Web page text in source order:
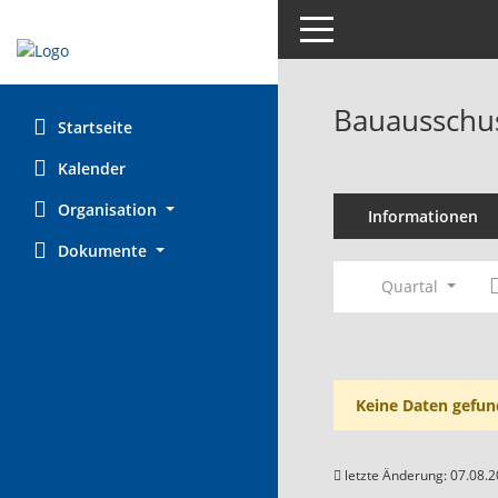
Startseite
Kalender
Organisation
Dokumente
Toggle navigation
Informationen
Quartal
Keine Daten
letzte Änderung: